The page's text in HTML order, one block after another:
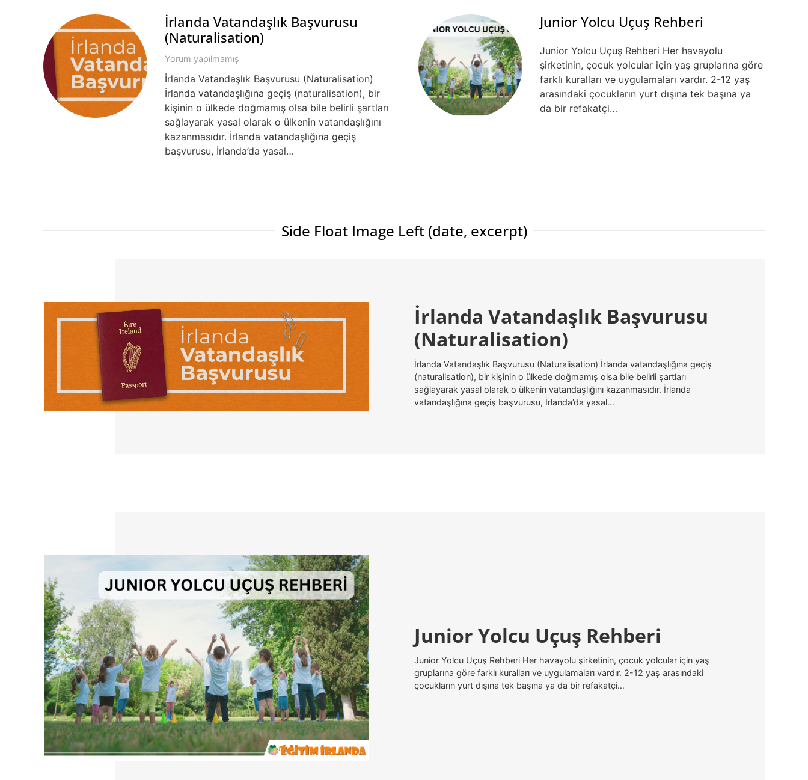
İrlanda Vatandaşlık Başvurusu
(Naturalisation)
Yorum yapılmamış
İrlanda Vatandaşlık Başvurusu (Naturalisation)
İrlanda vatandaşlığına geçiş (naturalisation), bir
kişinin o ülkede doğmamış olsa bile belirli şartları
sağlayarak yasal olarak o ülkenin vatandaşlığını
kazanmasıdır. İrlanda vatandaşlığına geçiş
başvurusu, İrlanda’da yasal…
Junior Yolcu Uçuş Rehberi
Junior Yolcu Uçuş Rehberi Her havayolu
şirketinin, çocuk yolcular için yaş gruplarına göre
farklı kuralları ve uygulamaları vardır. 2-12 yaş
arasındaki çocukların yurt dışına tek başına ya
da bir refakatçi…
Side Float Image Left (date, excerpt)
İrlanda Vatandaşlık Başvurusu
(Naturalisation)
İrlanda Vatandaşlık Başvurusu (Naturalisation) İrlanda vatandaşlığına geçiş
(naturalisation), bir kişinin o ülkede doğmamış olsa bile belirli şartları
sağlayarak yasal olarak o ülkenin vatandaşlığını kazanmasıdır. İrlanda
vatandaşlığına geçiş başvurusu, İrlanda’da yasal…
Junior Yolcu Uçuş Rehberi
Junior Yolcu Uçuş Rehberi Her havayolu şirketinin, çocuk yolcular için yaş
gruplarına göre farklı kuralları ve uygulamaları vardır. 2-12 yaş arasındaki
çocukların yurt dışına tek başına ya da bir refakatçi…